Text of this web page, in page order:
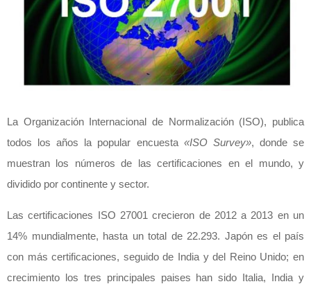
La Organización Internacional de Normalización (ISO), publica
todos los años la popular encuesta «ISO Survey», donde se
muestran los números de las certificaciones en el mundo, y
dividido por continente y sector.
Las certificaciones ISO 27001 crecieron de 2012 a 2013 en un
14% mundialmente, hasta un total de 22.293. Japón es el país
con más certificaciones, seguido de India y del Reino Unido; en
crecimiento los tres principales paises han sido Italia, India y